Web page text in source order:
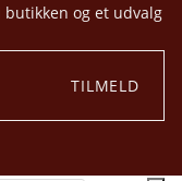
og et udvalg
TILMELD